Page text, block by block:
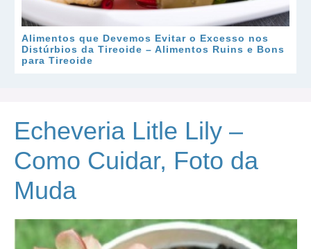
Alimentos que Devemos Evitar o Excesso nos
Distúrbios da Tireoide – Alimentos Ruins e Bons
para Tireoide
Echeveria Litle Lily –
Como Cuidar, Foto da
Muda